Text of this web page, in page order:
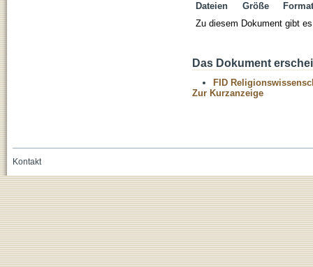
Dateien Größe
Format
Zu diesem Dokument gibt
Das Dokument
FID
Zur Kurzanzeige
Kontakt